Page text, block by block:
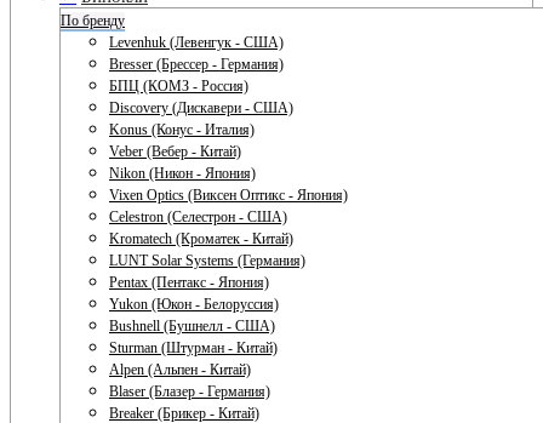
По бренду
Levenhuk (Левенгук - США)
Bresser (Брессер - Германия)
БПЦ (КОМЗ - Россия)
Discovery (Дискавери - США)
Konus (Конус - Италия)
Veber (Вебер - Китай)
Nikon (Никон - Япония)
Vixen Optics (Виксен Оптикс - Япония)
Celestron (Селестрон - США)
Kromatech (Кроматек - Китай)
LUNT Solar Systems (Германия)
Pentax (Пентакс - Япония)
Yukon (Юкон - Белоруссия)
Bushnell (Бушнелл - США)
Sturman (Штурман - Китай)
Alpen (Альпен - Китай)
Blaser (Блазер - Германия)
Breaker (Брикер - Китай)